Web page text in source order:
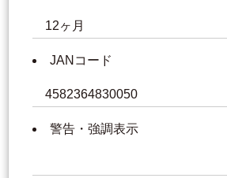
12ヶ月
JANコード
4582364830050
警告・強調表示